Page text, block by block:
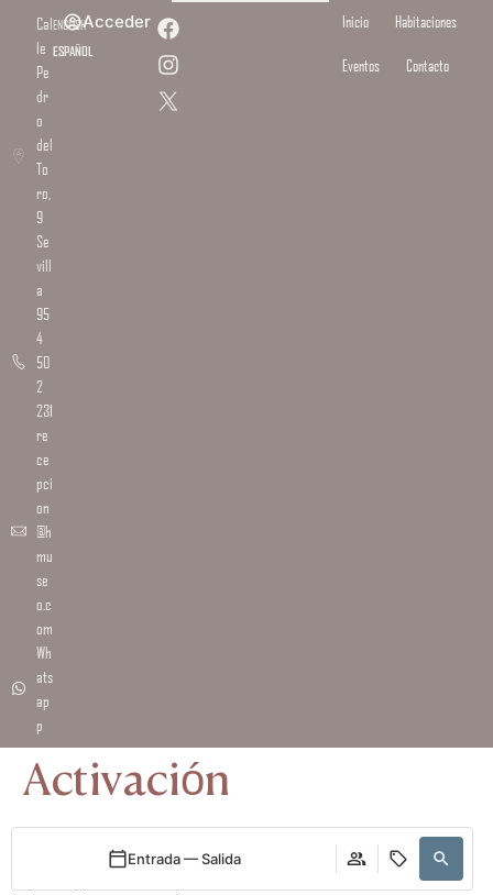
Cal
le
Pe
dr
o
del
To
ro,
9
Se
vill
a
95
4
50
2
231
re
ce
pci
on
@h
mu
se
o.c
om
Wh
ats
ap
p
ENGLISH
ESPAÑOL
Acceder Inicio Habitaciones
Eventos Contacto
Activación
Entrada — Salida